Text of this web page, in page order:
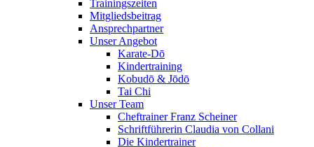
Trainingszeiten
Mitgliedsbeitrag
Ansprechpartner
Unser Angebot
Karate-Dō
Kindertraining
Kobudō & Jōdō
Tai Chi
Unser Team
Cheftrainer Franz Scheiner
Schriftführerin Claudia von Collani
Die Kindertrainer